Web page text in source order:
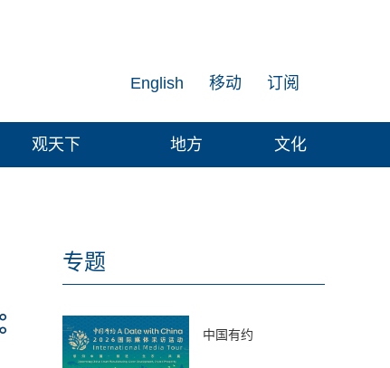
订阅
移动
English
观天下 地方 文化
专题
中国有约